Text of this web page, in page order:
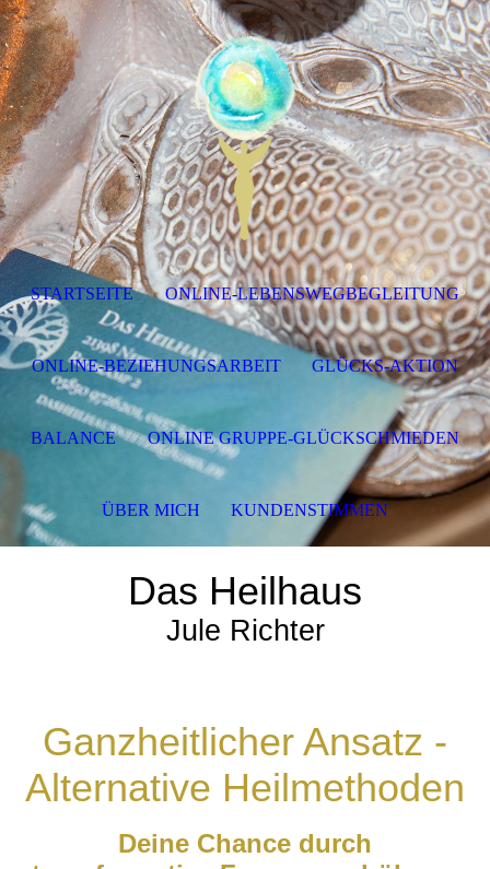
Das Heilhaus
Jule Richter
Ganzheitlicher Ansatz -
Alternative Heilmethoden
Deine Chance durch
STARTSEITE ONLINE-LEBENSWEGBEGLEITUNG
ONLINE-BEZIEHUNGSARBEIT GLÜCKS-AKTION
BALANCE ONLINE GRUPPE-GLÜCKSCHMIEDEN
ÜBER MICH KUNDENSTIMMEN